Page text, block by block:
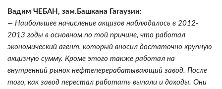
Вадим ЧЕБАН, зам.Башкана Гагаузии:
— Наибольшее начисление акцизов наблюдалось в 2012-
2013 годы в основном по той причине, что работал
экономический агент, который вносил достаточно крупную
акцизную сумму. Кроме этого также работал на
внутренний рынок нефтеперерабатывающий завод. После
того, как завод перестал работать выпали и доходы. Они